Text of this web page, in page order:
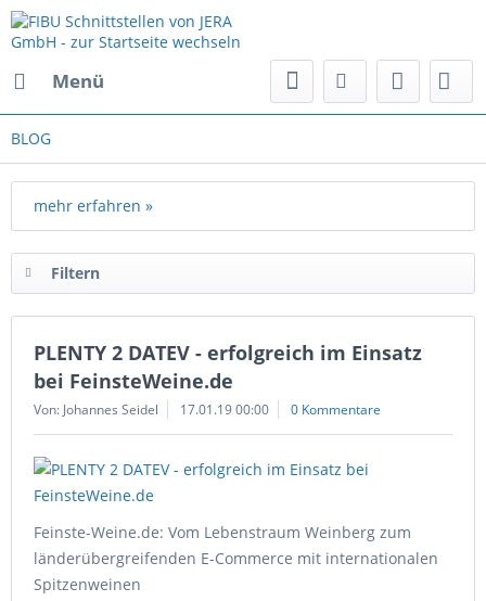
Menü
BLOG
mehr erfahren »
Filtern
PLENTY 2 DATEV - erfolgreich im Einsatz
bei FeinsteWeine.de
Von: Johannes Seidel 17.01.19 00:00 0 Kommentare
Feinste-Weine.de: Vom Lebenstraum Weinberg zum
länderübergreifenden E-Commerce mit internationalen
Spitzenweinen